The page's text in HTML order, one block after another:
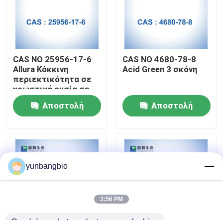
Γύρος εργοστασίων
Ποιοτικός έλεγχος
Μας ελάτε σε επαφή με
Περιπτώσεις
βιολογικοί απομονωτές
CAS NO 25956-17-6
Allura Κόκκινη
περιεκτικότητα σε
χρωστική ουσία σε
σκόνη AC 80%
Αποστολή
CAS NO 4680-78-8
Acid Green 3 σκόνη
Αποστολή
yunbangbio
3:56 PM